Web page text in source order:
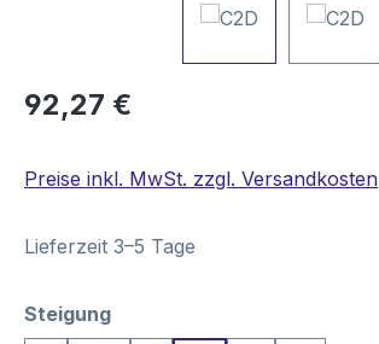
Regulärer Preis:
92,27 €
Preise inkl. MwSt. zzgl. Versandkosten
Lieferzeit 3–5 Tage
Steigungauswählen